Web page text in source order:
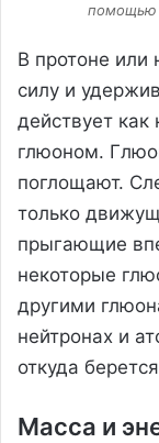
помощью
В протоне или
силу и
действует как
глюоном.
поглощают.
только
прыгающие
некоторые
другими
нейтронах и
откуда
Масса и